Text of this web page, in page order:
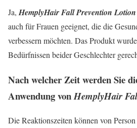
Ja, HemplyHair Fall Prevention Lotion
auch für Frauen geeignet, die die
verbessern möchten. Das Produkt
Bedürfnissen beider Geschlechter
Nach welcher Zeit werden Sie
Anwendung vonHemplyHair
Die Reaktionszeiten können von